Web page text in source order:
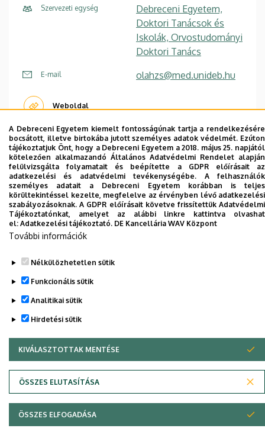
Szervezeti egység
Debreceni Egyetem,
Doktori Tanácsok és
Iskolák, Orvostudományi
Doktori Tanács
E-mail olahzs@med.unideb.hu
Weboldal
Dolgozói adatmódosítás igénylése a DE
telefonkönyvében|Külső személyek rögzítése a
DE telefonkönyvében|Súgó|Hibabejelentés
A Debreceni Egyetem kiemelt fontosságúnak tartja a rendelkezésére
bocsátott, illetve birtokába jutott személyes adatok védelmét. Ezúton
tájékoztatjuk Önt, hogy a Debreceni Egyetem a 2018. május 25. napjától
kötelezően alkalmazandó Általános Adatvédelmi Rendelet alapján
felülvizsgálta folyamatait és beépítette a GDPR előírásait az
adatkezelési és adatvédelmi tevékenységébe. A felhasználók
személyes adatait a Debreceni Egyetem korábban is teljes
körültekintéssel kezelte, megfelelve az érvényben lévő adatkezelési
szabályozásoknak. A GDPR előírásait követve frissítettük Adatvédelmi
Tájékoztatónkat, amelyet az alábbi linkre kattintva olvashat
el: Adatkezelési tájékoztató. DE Kancellária WAV Központ
További információk
Nélkülözhetetlen sütik
Funkcionális sütik
Analitikai sütik
Hirdetési sütik
KIVÁLASZTOTTAK MENTÉSE
ÖSSZES ELUTASÍTÁSA
WITHDRAW CONSENT
ÖSSZES ELFOGADÁSA